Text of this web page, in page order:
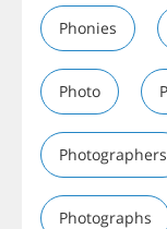
Phonies
Photo
Photographers
Photographs